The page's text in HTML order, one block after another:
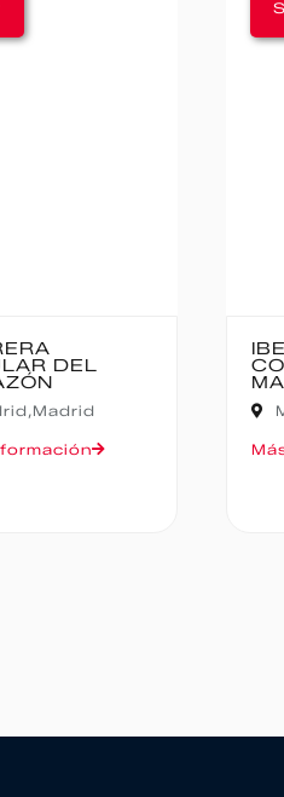
IBERCAJA MADRID
CORRE POR
MADRID – 10K
Madrid,
Más información